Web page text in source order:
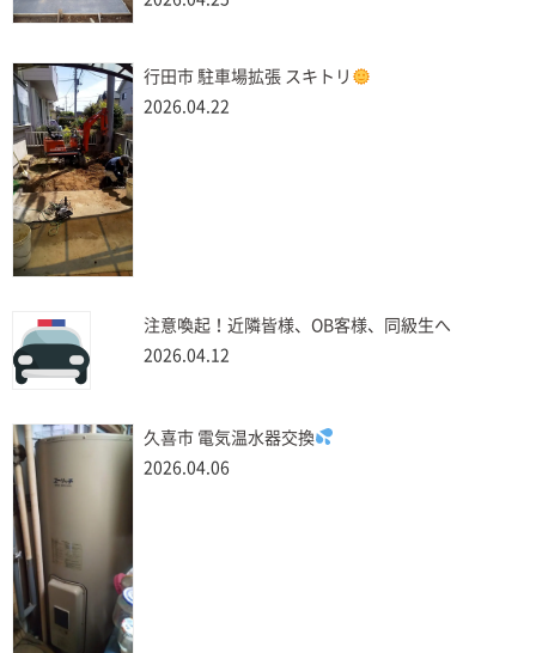
行田市 駐車場拡張 スキトリ
2026.04.22
注意喚起！近隣皆様、OB客様、同級生へ
2026.04.12
久喜市 電気温水器交換
2026.04.06